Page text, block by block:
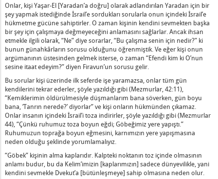
Kutsamasını Hafife Almayın" Nedir?
İşleri Nesillerdir" Ne Demektir?
Çocukları Tora'yı Almak İstemediler" Ne Demektir?
Nedir?
Aittir, İfşa Olan Şeyler Bize Aittir" Nedir?
Efendimize Aittir" Ne Demektir?
Üstünde Ona Vuran ve Büyümesini Söyleyen Bir
"Hayvan" Nedir?
Arzusunu Yerine Getiriyor" Ne Anlama Gelir?
ve Düşmanların Dağılsın" Ne Anlama Gelir?
Yukarıdan Kirletilir" Ne Demektir?
Etmez" Nedir?
Olalım" Ne Anlama Gelir?
Ağır Çalışma" Nedir?
Onlar, kişi Yaşar-El [Yaradan’a doğru] olarak adlandırılan Yaradan için bir
şey yapmak istediğinde İsrail’e sordukları sorularla onun içindeki İsrail’e
hükmetme gücüne sahiptirler. O zaman kişinin kendini sevmekten başka
bir şey için çalışmaya değmeyeceğini anlamasını sağlarlar. Ancak ihsan
etmekle ilgili olarak, “Ne” diye sorarlar, “Bu çalışma senin için nedir?” ki
bunun günahkârların sorusu olduğunu öğrenmiştik. Ve eğer kişi onun
argümanının üstesinden gelmek isterse, o zaman “Efendi kim ki O’nun
sesine itaat edeyim?” diyen Firavun’un sorusu gelir.
Bu sorular kişi üzerinde ilk seferde işe yaramazsa, onlar tüm gün
kendilerini tekrar ederler, şöyle yazıldığı gibi (Mezmurlar, 42:11),
“Kemiklerimin öldürülmesiyle düşmanlarım bana söverken, gün boyu
bana, ‘Tanrın nerede?’ diyorlar” ve kişi onların hükmünden çıkamaz.
Onlar insanın içindeki İsrail’i toza indirirler, şöyle yazıldığı gibi (Mezmurlar
44), “Çünkü ruhumuz toza boyun eğdi; Göbeğimiz yere yapıştı.”
Ruhumuzun toprağa boyun eğmesini, karnımızın yere yapışmasına
neden olduğu şeklinde yorumlamalıyız.
“Göbek” kişinin alma kaplarıdır. Kalpteki noktanın toz içinde olmasının
anlamı budur, bu da Kelim’imizin [kaplarımızın] sadece dünyevilikle, yani
kendini sevmekle Dvekut’a [bütünleşmeye] sahip olmasına neden olur.